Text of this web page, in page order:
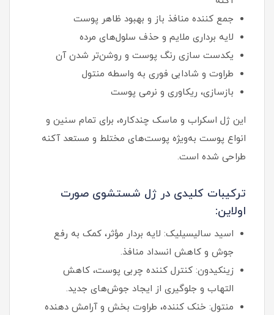
جمع‌ کننده منافذ باز و بهبود ظاهر پوست
لایه‌ برداری ملایم و حذف سلول‌های مرده
یکدست‌ سازی رنگ پوست و روشن‌تر شدن آن
طراوت و شادابی فوری به واسطه منتول
بازسازی، ریکاوری و نرمی پوست
این ژل اسکراب و ماسک چندکاره، برای تمام سنین و
انواع پوست به‌ویژه پوست‌های مختلط و مستعد آکنه
طراحی شده است.
ترکیبات کلیدی در ژل شستشوی صورت
اولاین:
اسید سالیسیلیک: لایه‌ بردار مؤثر، کمک به رفع
جوش و کاهش انسداد منافذ.
زینکیدون: کنترل‌ کننده چربی پوست، کاهش
التهاب و جلوگیری از ایجاد جوش‌های جدید.
منتول: خنک‌ کننده، طراوت‌ بخش و آرامش‌ دهنده